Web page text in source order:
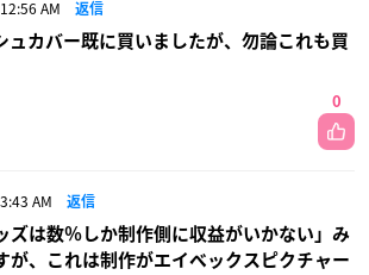
AM 返信
ュカバー既に買いましたが、勿論これも買
0
AM 返信
ズは数％しか制作側に収益がいかない」み
が、これは制作がエイベックスピクチャー